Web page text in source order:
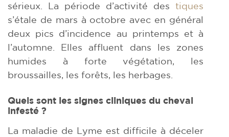
sérieux. La période d’activité des tiques
s’étale de mars à octobre avec en général
deux pics d’incidence au printemps et à
l’automne. Elles affluent dans les zones
humides à forte végétation, les
broussailles, les forêts, les herbages.
Quels sont les signes cliniques du cheval
infesté ?
La maladie de Lyme est difficile à déceler